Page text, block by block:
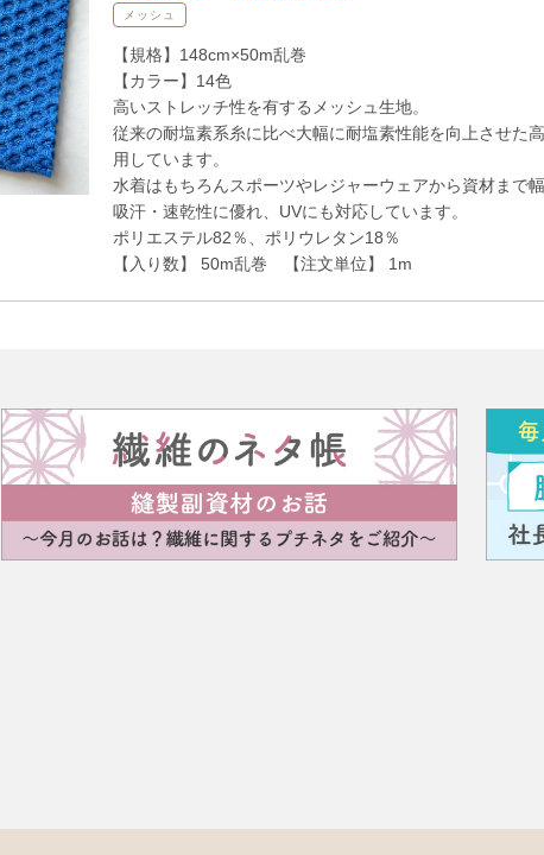
メッシュ
【規格】148cm×50m乱巻
【カラー】14色
高いストレッチ性を有するメッシュ生地。
従来の耐塩素系糸に比べ大幅に耐塩素性能を向上させた
用しています。
水着はもちろんスポーツやレジャーウェアから資材まで
吸汗・速乾性に優れ、UVにも対応しています。
ポリエステル82％、ポリウレタン18％
【入り数】 50m乱巻 【注文単位】 1m